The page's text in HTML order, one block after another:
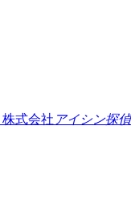
株式会社 アイシン探